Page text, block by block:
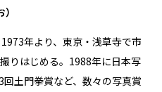
年より、東京・浅草寺で市
りはじめる。1988年に日本写
土門拳賞など、数々の写真賞